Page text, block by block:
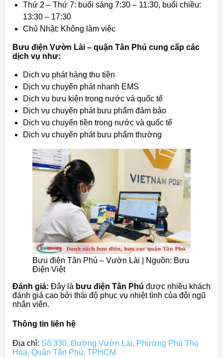
Thứ 2 – Thứ 7: buổi sáng 7:30 – 11:30, buổi chiều:
13:30 – 17:30
Chủ Nhật: Không làm việc
Bưu điện Vườn Lài – quận Tân Phú cung cấp các
dịch vụ như:
Dịch vụ phát hàng thu tiền
Dịch vụ chuyển phát nhanh EMS
Dịch vụ bưu kiện trọng nước và quốc tế
Dịch vụ chuyển phát bưu phẩm đảm bảo
Dịch vụ chuyển tiền trong nước và quốc tế
Dịch vụ chuyển phát bưu phẩm thường
Bưu điện Tân Phú – Vườn Lài | Nguồn: Bưu
Điện Việt
Đánh giá: Đây là bưu điện Tân Phú được nhiều khách
đánh giá cao bởi thái độ phục vụ nhiệt tình của đội ngũ
nhân viên.
Thông tin liên hệ
Địa chỉ: Số 330, Đường Vườn Lài, Phường Phú Thọ
Hòa, Quận Tân Phú, TPHCM